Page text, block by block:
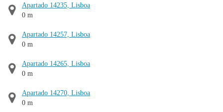
Apartado 14235, Lisboa
0 m
Apartado 14257, Lisboa
0 m
Apartado 14265, Lisboa
0 m
Apartado 14270, Lisboa
0 m